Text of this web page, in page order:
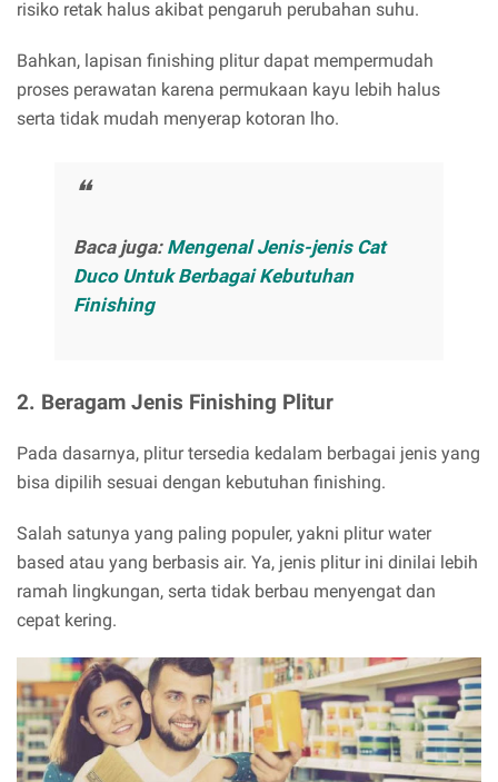
risiko retak halus akibat pengaruh perubahan suhu.
Bahkan, lapisan finishing plitur dapat mempermudah
proses perawatan karena permukaan kayu lebih halus
serta tidak mudah menyerap kotoran lho.
Baca juga: Mengenal Jenis-jenis Cat
Duco Untuk Berbagai Kebutuhan
Finishing
2. Beragam Jenis Finishing Plitur
Pada dasarnya, plitur tersedia kedalam berbagai jenis yang
bisa dipilih sesuai dengan kebutuhan finishing.
Salah satunya yang paling populer, yakni plitur water
based atau yang berbasis air. Ya, jenis plitur ini dinilai lebih
ramah lingkungan, serta tidak berbau menyengat dan
cepat kering.